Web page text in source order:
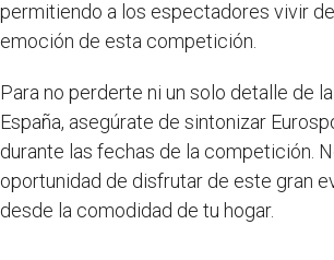
permitiendo a los espectadores vivir
emoción de esta competición.
Para no perderte ni un solo detalle de
España, asegúrate de sintonizar
durante las fechas de la competición.
oportunidad de disfrutar de este gran
desde la comodidad de tu hogar.